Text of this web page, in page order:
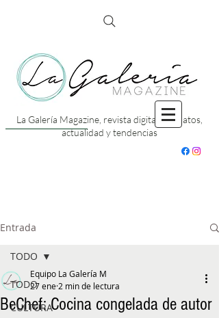
La Galería Magazine, revista digital con datos,
actualidad y tendencias
Entrada
TODO
CULTURA
TODO
BeChef: Cocina congelada de autor
Equipo La Galería M
27 ene 2 min de lectura